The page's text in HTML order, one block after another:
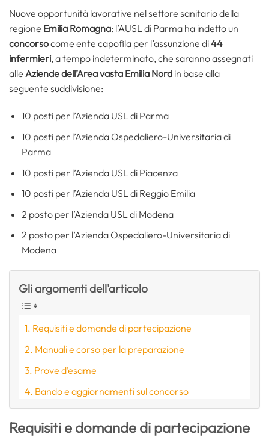
Nuove opportunità lavorative nel settore sanitario della
regione Emilia Romagna: l’AUSL di Parma ha indetto un
concorsocome ente capofila per l’assunzione di44
infermieri, a tempo indeterminato, che saranno assegnati
alle Aziende dell’Area vasta Emilia Nord in base alla
seguente suddivisione:
10 posti per l’Azienda USL di Parma
10 posti per l’Azienda Ospedaliero-Universitaria di
Parma
10 posti per l’Azienda USL di Piacenza
10 posti per l’Azienda USL di Reggio Emilia
2 posto per l’Azienda USL di Modena
2 posto per l’Azienda Ospedaliero-Universitaria di
Modena
Gli argomenti dell'articolo
Requisiti e domande di partecipazione
Manuali e corso per la preparazione
Prove d’esame
Bando e aggiornamenti sul concorso
Requisiti e domande di partecipazione